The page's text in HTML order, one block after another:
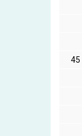
45